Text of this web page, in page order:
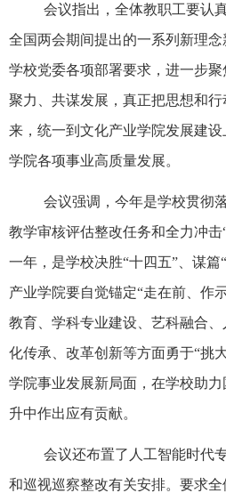
会议指出，全体教职工要认
全国两会期间提出的一系列新理
学校党委各项部署要求，进一步
聚力、共谋发展，真正把思想和
来，统一到文化产业学院发展建
学院各项事业高质量发展。
会议强调，今年是学校贯彻
教学审核评估整改任务和全力冲
一年，是学校决胜“十四五”、谋
产业学院要自觉锚定“走在前、作
教育、学科专业建设、艺科融合
化传承、改革创新等方面勇于“挑
学院事业发展新局面，在学校助
升中作出应有贡献。
会议还布置了 人工智能时代
和巡视巡察整改有关安排。要求全